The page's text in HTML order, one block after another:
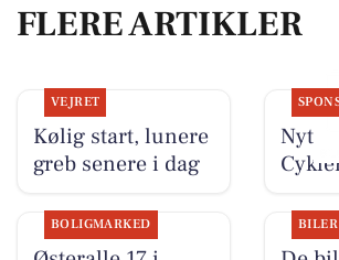
FLERE ARTIKLER
VEJRET
Kølig start, lunere
greb senere i dag
Nyt
BOLIGMARKED BILER